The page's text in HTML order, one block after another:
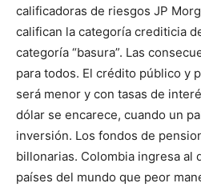
calificadoras de riesgos JP
califican la categoría crediticia
categoría “basura”. Las
para todos. El crédito público y
será menor y con tasas de
dólar se encarece, cuando un
inversión. Los fondos de
billonarias. Colombia ingresa al
países del mundo que peor